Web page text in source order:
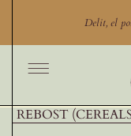
Delit, el
Toggle
REBOST